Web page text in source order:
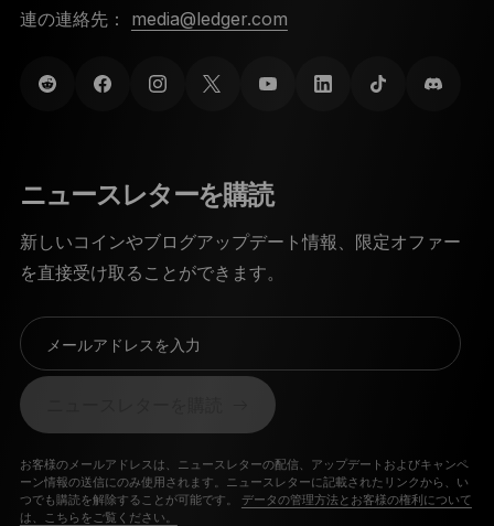
連の連絡先：
media@ledger.com
ニュースレターを購読
新しいコインやブログアップデート情報、限定オファー
を直接受け取ることができます。
メールアドレスを入力
お客様のメールアドレスは、ニュースレターの配信、アップデートおよびキャンペ
ーン情報の送信にのみ使用されます。ニュースレターに記載されたリンクから、い
つでも購読を解除することが可能です。 データの管理方法とお客様の権利について
は、こちらをご覧ください。